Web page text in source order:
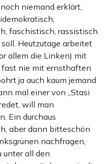
niemand erklärt,
faschistisch, rassistisch
soll. Heutzutage arbeitet
allem die Linken) mit
nie mit ernsthaften
ja auch kaum jemand
mal einer von „Stasi
will man
Ein durchaus
aber dann bitteschön
nachfragen,
unter all den